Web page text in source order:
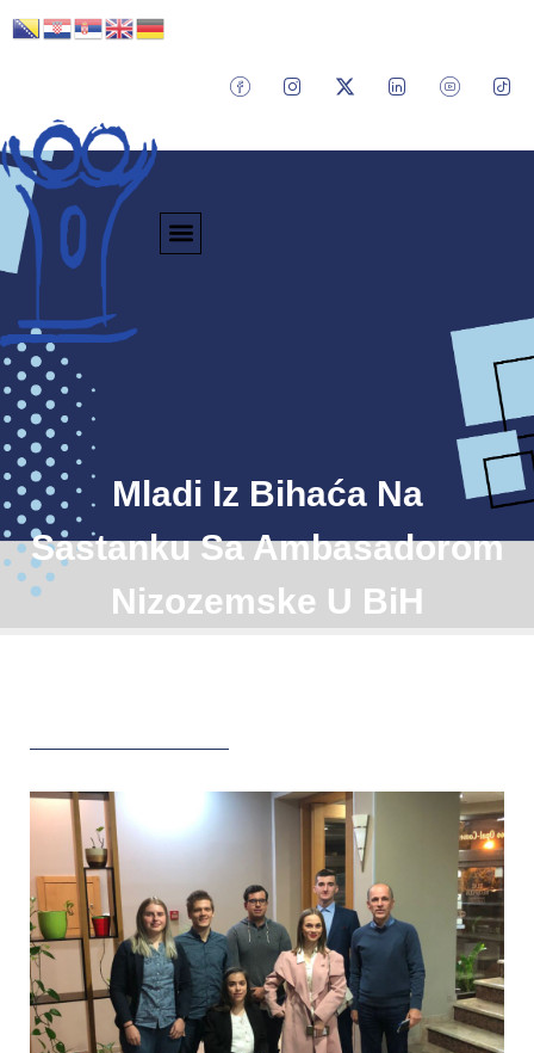
Mladi Iz Bihaća Na
Sastanku Sa Ambasadorom
Nizozemske U BiH